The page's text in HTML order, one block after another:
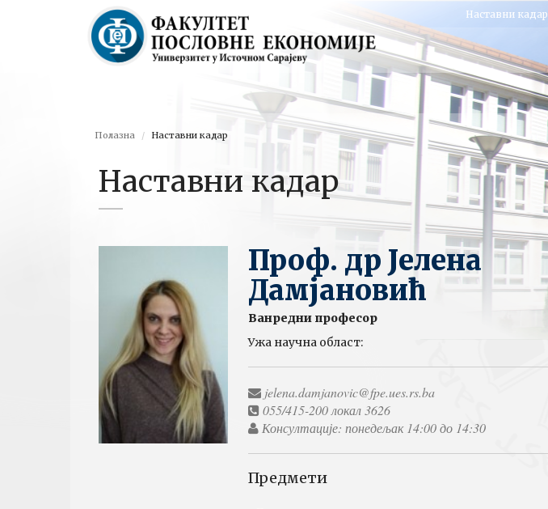
Наставни кадар
Полазна Наставни кадар
Наставни кадар
Проф. др Јелена
Дамјановић
Ванредни професор
Ужа научна област:
jelena.damjanovic@fpe.ues.rs.ba
055/415-200 локал 3626
Консултације: понедељак 14:00 до 14:30
Предмети